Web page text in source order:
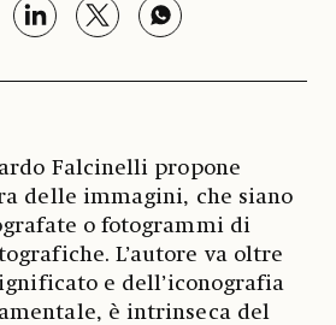
Falcinelli propone
delle immagini, che siano
o fotogrammi di
L’autore va oltre
e dell’iconografia
è intrinseca del